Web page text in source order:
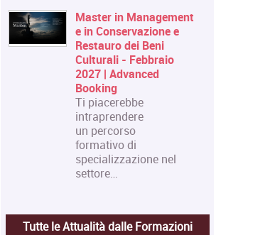
Master in Management
e in Conservazione e
Restauro dei Beni
Culturali - Febbraio
2027 | Advanced
Booking
Ti piacerebbe
intraprendere
un percorso
formativo di
specializzazione nel
settore…
Tutte le Attualità dalle Formazioni